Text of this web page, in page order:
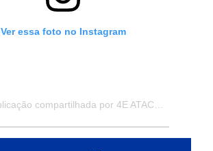
Ver essa foto no Instagram